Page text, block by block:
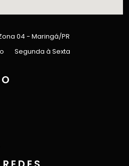
04 - Maringá/PR
Segunda à Sexta